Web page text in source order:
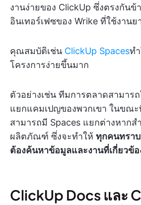
งานง่ายของ ClickUp ซึ่งตรงกันข้
อินเทอร์เฟซของ Wrike ที่ใช้งานย
คุณสมบัติเช่น ClickUp Spacesท
โครงการง่ายขึ้นมาก
ตัวอย่างเช่น ทีมการตลาดสามารถ
แยกแคมเปญของพวกเขา ในขณ
สามารถมี Spaces แยกต่างหาก
ผลิตภัณฑ์ ซึ่งจะทำให้ ทุกคนทรา
ต้องค้นหาข้อมูลและงานที่เกี่ยวข้
ClickUp Docs และ